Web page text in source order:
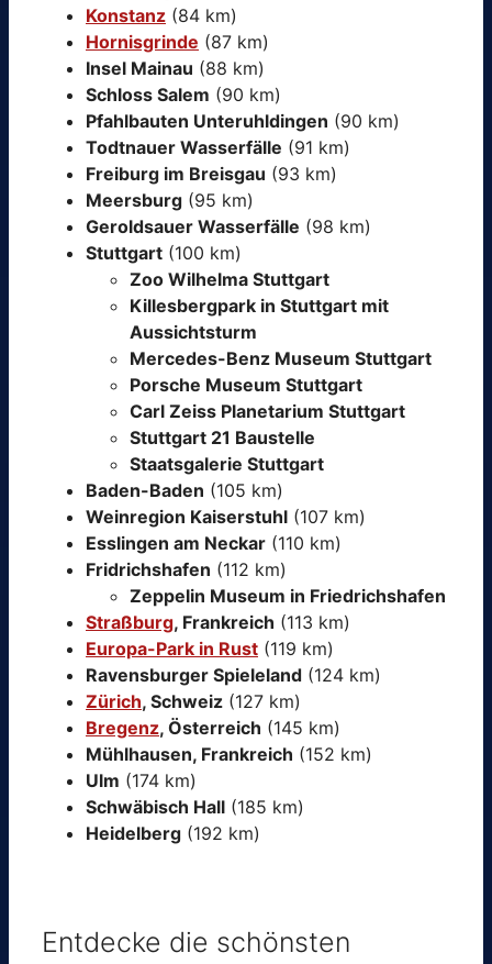
Konstanz (84 km)
Hornisgrinde (87 km)
Insel Mainau (88 km)
Schloss Salem (90 km)
Pfahlbauten Unteruhldingen (90 km)
Todtnauer Wasserfälle (91 km)
Freiburg im Breisgau (93 km)
Meersburg (95 km)
Geroldsauer Wasserfälle (98 km)
Stuttgart (100 km)
Zoo Wilhelma Stuttgart
Killesbergpark in Stuttgart mit
Aussichtsturm
Mercedes-Benz Museum Stuttgart
Porsche Museum Stuttgart
Carl Zeiss Planetarium Stuttgart
Stuttgart 21 Baustelle
Staatsgalerie Stuttgart
Baden-Baden (105 km)
Weinregion Kaiserstuhl (107 km)
Esslingen am Neckar (110 km)
Fridrichshafen (112 km)
Zeppelin Museum in Friedrichshafen
Straßburg, Frankreich (113 km)
Europa-Park in Rust (119 km)
Ravensburger Spieleland (124 km)
Zürich, Schweiz (127 km)
Bregenz, Österreich (145 km)
Mühlhausen, Frankreich (152 km)
Ulm (174 km)
Schwäbisch Hall (185 km)
Heidelberg (192 km)
Entdecke die schönsten